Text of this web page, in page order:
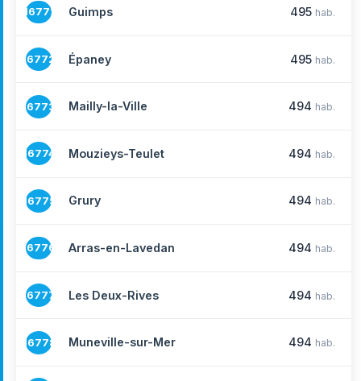
16771 Guimps 495 hab.
16772 Épaney 495 hab.
16773 Mailly-la-Ville 494 hab.
16774 Mouzieys-Teulet 494 hab.
16775 Grury 494 hab.
16776 Arras-en-Lavedan 494 hab.
16777 Les Deux-Rives 494 hab.
16778 Muneville-sur-Mer 494 hab.